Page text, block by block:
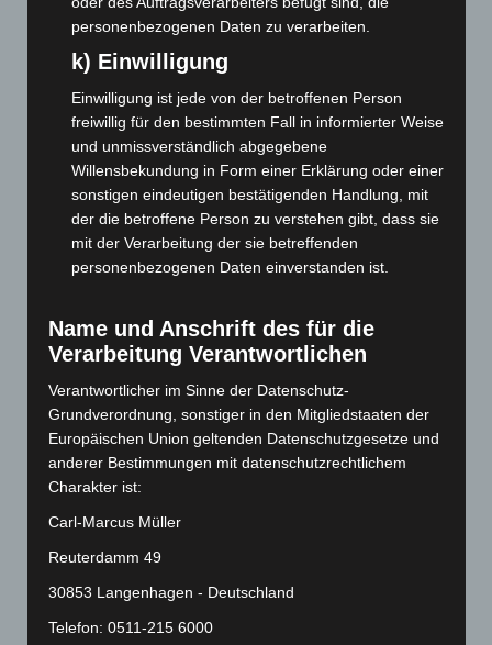
April 2026(99)
März 2026(115)
Februar 2026(109)
Januar 2026(122)
Dezember 2025
(103)
November 2025(114)
Oktober 2025(112)
September 2025(93)
Juli 2025(90)
Juni 2025(103)
Mai 2025(112)
April 2025(88)
März 2025(111)
Februar 2025(96)
Januar 2025(88)
Dezember 2024(89)
November 2024(94)
Oktober 2024(93)
personenbezogenen Daten zu verarbeiten.
k) Einwilligung
Einwilligung ist jede von der betroffenen Person
freiwillig für den bestimmten Fall in informierter Weise
und unmissverständlich abgegebene
Willensbekundung in Form einer Erklärung oder einer
sonstigen eindeutigen bestätigenden Handlung, mit
der die betroffene Person zu verstehen gibt, dass sie
mit der Verarbeitung der sie betreffenden
personenbezogenen Daten einverstanden ist.
Name und Anschrift des für die
Verarbeitung Verantwortlichen
Verantwortlicher im Sinne der Datenschutz-
Grundverordnung, sonstiger in den Mitgliedstaaten der
Europäischen Union geltenden Datenschutzgesetze und
anderer Bestimmungen mit datenschutzrechtlichem
Charakter ist:
Carl-Marcus Müller
Reuterdamm 49
30853 Langenhagen - Deutschland
Telefon: 0511-215 6000